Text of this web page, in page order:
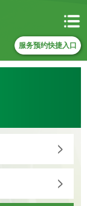
服务预约快捷入口